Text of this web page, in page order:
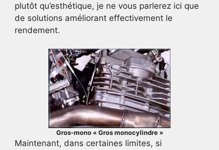
plutôt qu’esthétique, je ne vous parlerez ici que
de solutions améliorant effectivement le
rendement.
Gros-mono « Gros monocylindre »
Maintenant, dans certaines limites, si